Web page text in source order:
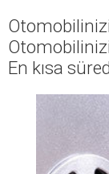
En kısa